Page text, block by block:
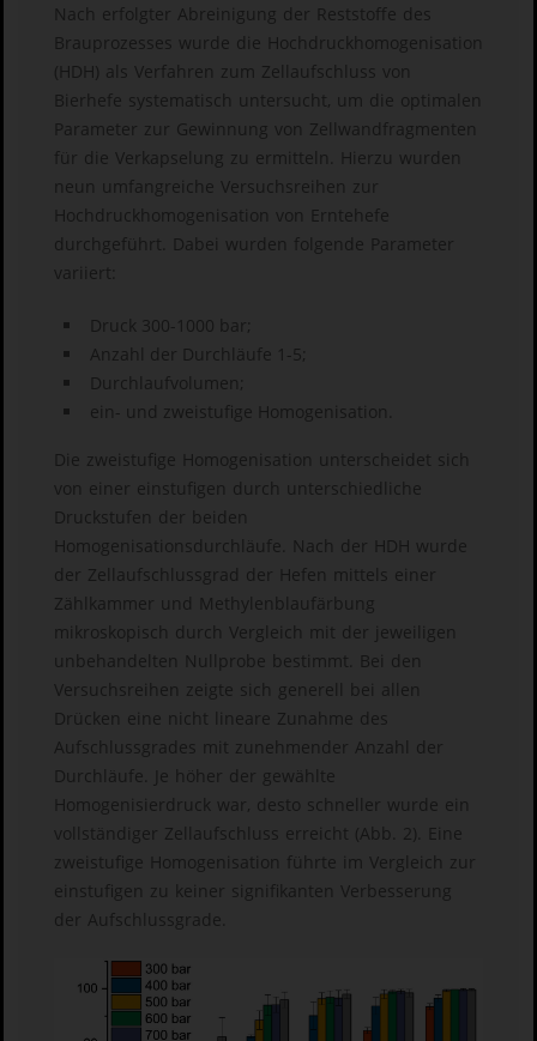
Nach erfolgter Abreinigung der Reststoffe des
Brauprozesses wurde die Hochdruckhomogenisation
(HDH) als Verfahren zum Zellaufschluss von
Bierhefe systematisch untersucht, um die optimalen
Parameter zur Gewinnung von Zellwandfragmenten
für die Verkapselung zu ermitteln. Hierzu wurden
neun umfangreiche Versuchsreihen zur
Hochdruckhomogenisation von Erntehefe
durchgeführt. Dabei wurden folgende Parameter
variiert:
Druck 300-1000 bar;
Anzahl der Durchläufe 1-5;
Durchlaufvolumen;
ein- und zweistufige Homogenisation.
Die zweistufige Homogenisation unterscheidet sich
von einer einstufigen durch unterschiedliche
Druckstufen der beiden
Homogenisationsdurchläufe. Nach der HDH wurde
der Zellaufschlussgrad der Hefen mittels einer
Zählkammer und Methylenblaufärbung
mikroskopisch durch Vergleich mit der jeweiligen
unbehandelten Nullprobe bestimmt. Bei den
Versuchsreihen zeigte sich generell bei allen
Drücken eine nicht lineare Zunahme des
Aufschlussgrades mit zunehmender Anzahl der
Durchläufe. Je höher der gewählte
Homogenisierdruck war, desto schneller wurde ein
vollständiger Zellaufschluss erreicht (Abb. 2). Eine
zweistufige Homogenisation führte im Vergleich zur
einstufigen zu keiner signifikanten Verbesserung
der Aufschlussgrade.